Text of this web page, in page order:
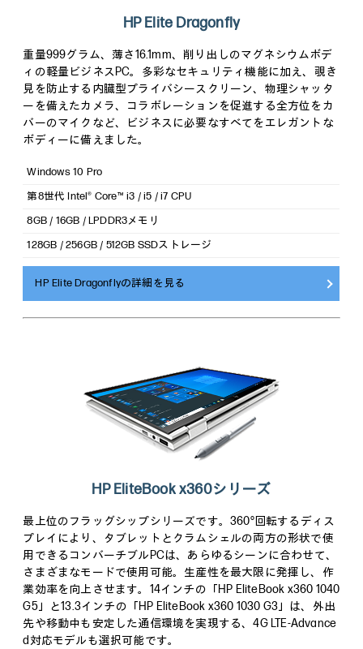
HP Elite Dragonfly
重量999グラム、薄さ16.1mm、削り出しのマグネシウムボデ
ィの軽量ビジネスPC。多彩なセキュリティ機能に加え、覗き
見を防止する内臓型プライバシースクリーン、物理シャッタ
ーを備えたカメラ、コラボレーションを促進する全方位をカ
バーのマイクなど、ビジネスに必要なすべてをエレガントな
ボディーに備えました。
Windows 10 Pro
第8世代 Intel® Core™ i3 / i5 / i7 CPU
8GB / 16GB / LPDDR3メモリ
128GB / 256GB / 512GB SSDストレージ
HP Elite Dragonflyの詳細を見る
HP EliteBook x360シリーズ
最上位のフラッグシップシリーズです。360°回転するディス
プレイにより、タブレットとクラムシェルの両方の形状で使
用できるコンバーチブルPCは、あらゆるシーンに合わせて、
さまざまなモードで使用可能。生産性を最大限に発揮し、作
業効率を向上させます。14インチの「HP EliteBook x360 1040
G5」と13.3インチの「HP EliteBook x360 1030 G3」は、外出
先や移動中も安定した通信環境を実現する、4G LTE-Advance
d対応モデルも選択可能です。